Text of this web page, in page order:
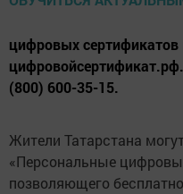
цифровых
(800) 600-35-15.
Жители Татарстана
«Персональные
позволяющего